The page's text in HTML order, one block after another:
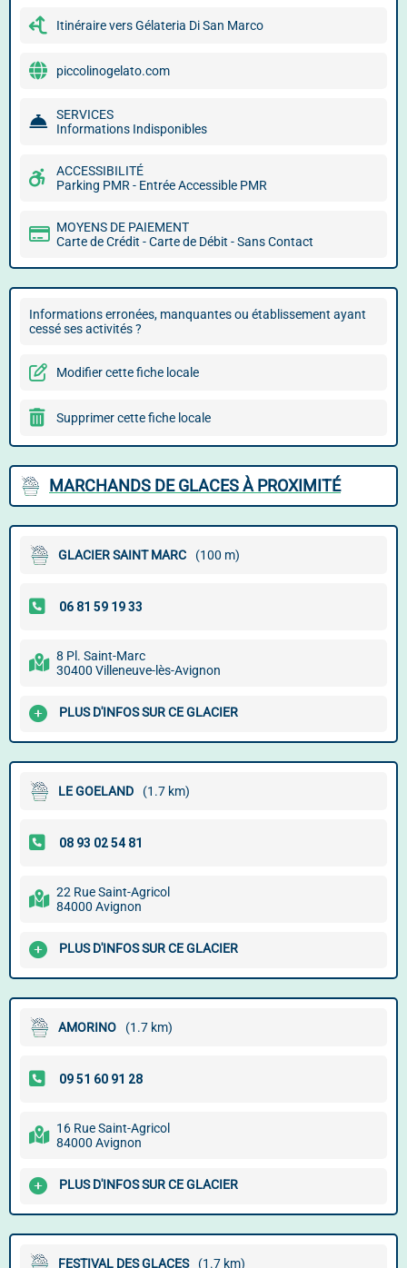
Itinéraire vers Gélateria Di San Marco
piccolinogelato.com
SERVICES
Informations Indisponibles
ACCESSIBILITÉ
Parking PMR - Entrée Accessible PMR
MOYENS DE PAIEMENT
Carte de Crédit - Carte de Débit - Sans Contact
Informations erronées, manquantes ou établissement ayant
cessé ses activités ?
Modifier cette fiche locale
Supprimer cette fiche locale
MARCHANDS DE GLACES À PROXIMITÉ
GLACIER SAINT MARC (100 m)
8 Pl. Saint-Marc
30400 Villeneuve-lès-Avignon
PLUS D'INFOS SUR CE GLACIER
LE GOELAND (1.7 km)
22 Rue Saint-Agricol
84000 Avignon
PLUS D'INFOS SUR CE GLACIER
AMORINO (1.7 km)
16 Rue Saint-Agricol
84000 Avignon
PLUS D'INFOS SUR CE GLACIER
FESTIVAL DES GLACES (1.7 km)